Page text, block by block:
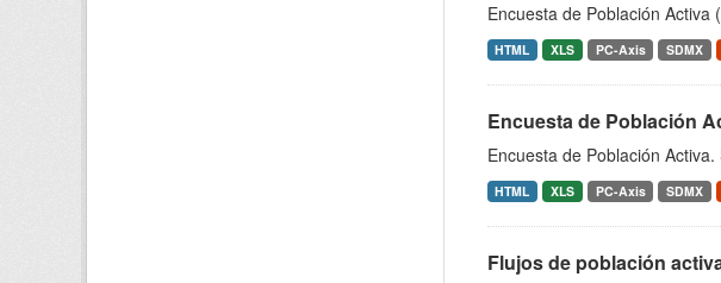
Encuesta de Población Activa
HTML XLS PC-Axis SDMX
Encuesta de Población
Encuesta de Población
HTML XLS PC-Axis SDMX
Flujos de población